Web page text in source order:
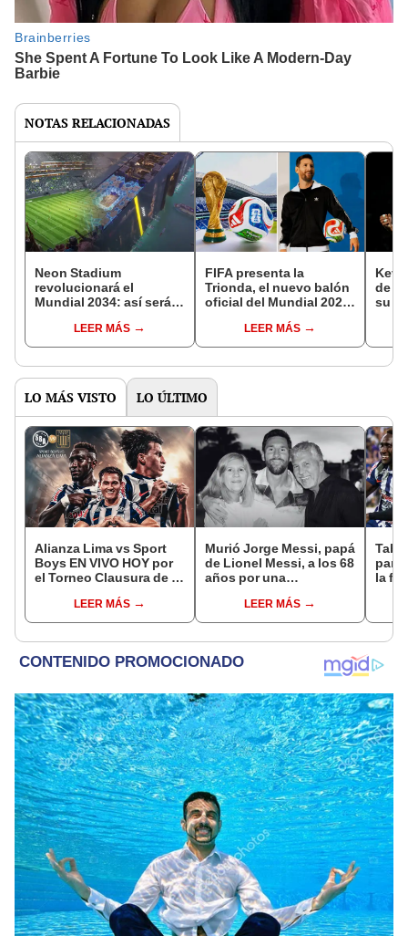
NOTAS RELACIONADAS
Neon Stadium
revolucionará el
Mundial 2034: así será el
futurista suspendido en
el cielo de Arabia Saudí
LEER MÁS
FIFA presenta la
Trionda, el nuevo balón
oficial del Mundial 2026:
tecnológicos tiene y
cuánto cuesta en Perú?
LEER MÁS
de
su
LO MÁS VISTO LO ÚLTIMO
Alianza Lima vs Sport
Boys EN VIVO HOY por
el Torneo Clausura de la
LEER MÁS
Murió Jorge Messi, papá
de Lionel Messi, a los 68
años por una
LEER MÁS
la